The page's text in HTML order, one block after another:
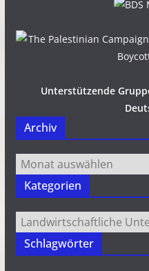
Unterstützende
Archiv
Archiv
Kategorien
Kategorien
Schlagwörter